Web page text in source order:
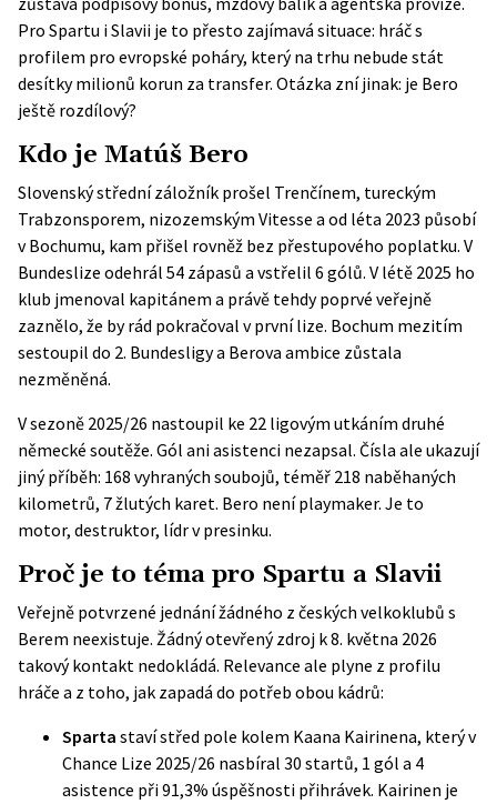
Pro Spartu i Slavii je to přesto zajímavá situace: hráč s
profilem pro evropské poháry, který na trhu nebude stát
desítky milionů korun za transfer. Otázka zní jinak: je Bero
ještě rozdílový?
Kdo je Matúš Bero
Slovenský střední záložník prošel Trenčínem, tureckým
Trabzonsporem, nizozemským Vitesse a od léta 2023 působí
v Bochumu, kam přišel rovněž bez přestupového poplatku. V
Bundeslize odehrál 54 zápasů a vstřelil 6 gólů. V létě 2025 ho
klub jmenoval kapitánem a právě tehdy poprvé veřejně
zaznělo, že by rád pokračoval v první lize. Bochum mezitím
sestoupil do 2. Bundesligy a Berova ambice zůstala
nezměněná.
V sezoně 2025/26 nastoupil ke 22 ligovým utkáním druhé
německé soutěže. Gól ani asistenci nezapsal. Čísla ale ukazují
jiný příběh: 168 vyhraných soubojů, téměř 218 naběhaných
kilometrů, 7 žlutých karet. Bero není playmaker. Je to
motor, destruktor, lídr v presinku.
Proč je to téma pro Spartu a Slavii
Veřejně potvrzené jednání žádného z českých velkoklubů s
Berem neexistuje. Žádný otevřený zdroj k 8. května 2026
takový kontakt nedokládá. Relevance ale plyne z profilu
hráče a z toho, jak zapadá do potřeb obou kádrů:
Sparta staví střed pole kolem Kaana Kairinena, který v
Chance Lize 2025/26 nasbíral 30 startů, 1 gól a 4
asistence při 91,3% úspěšnosti přihrávek. Kairinen je